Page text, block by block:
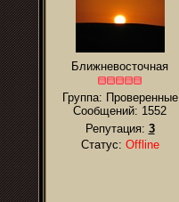
Ближневосточная
Группа: Проверенные
Сообщений: 1552
Репутация: 3
Статус: Offline